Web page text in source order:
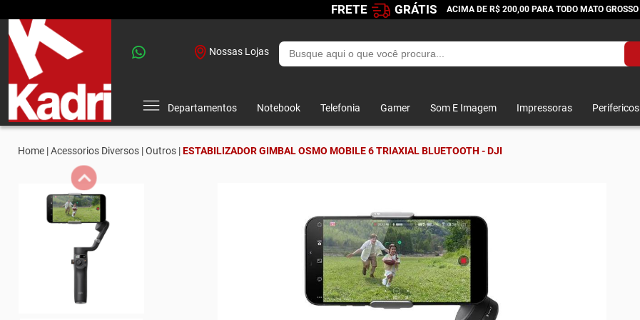
FRETE GRÁTIS ACIMA DE R$ 200,00 PARA TODO MATO GROSSO
Nossas Lojas
Departamentos Notebook Telefonia Gamer Som E Imagem Impressoras Perifericos
Home |Acessorios Diversos |Outros |ESTABILIZADOR GIMBAL OSMO MOBILE 6 TRIAXIAL BLUETOOTH - DJI